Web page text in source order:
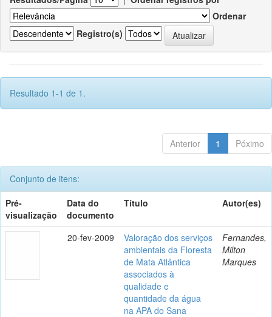
Ordenar
Registro(s)
Resultado 1-1 de 1.
Anterior 1 Póximo
Conjunto de itens:
Pré-
visualização
Data do
documento
Título Autor(es)
20-fev-2009
Valoração dos serviços
ambientais da Floresta
de Mata Atlântica
associados à
qualidade e
quantidade da água
na APA do Sana
Fernandes,
Milton
Marques